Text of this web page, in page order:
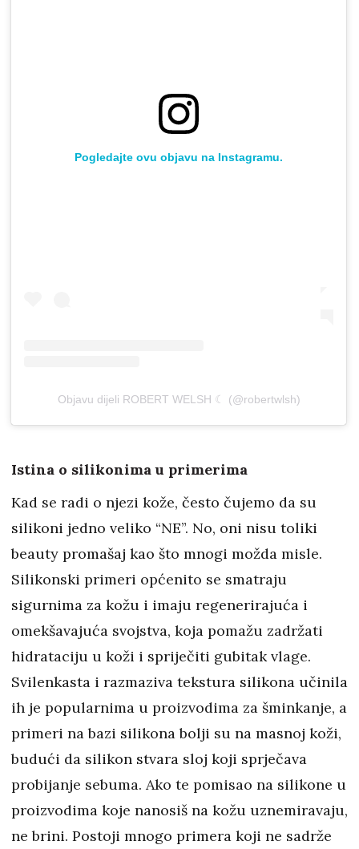
Pogledajte ovu objavu na Instagramu.
Objavu dijeli ROBERT WELSH ☾ (@robertwlsh)
Istina o silikonima u primerima
Kad se radi o njezi kože, često čujemo da su
silikoni jedno veliko “NE”. No, oni nisu toliki
beauty promašaj kao što mnogi možda misle.
Silikonski primeri općenito se smatraju
sigurnima za kožu i imaju regenerirajuća i
omekšavajuća svojstva, koja pomažu zadržati
hidrataciju u koži i spriječiti gubitak vlage.
Svilenkasta i razmaziva tekstura silikona učinila
ih je popularnima u proizvodima za šminkanje, a
primeri na bazi silikona bolji su na masnoj koži,
budući da silikon stvara sloj koji sprječava
probijanje sebuma. Ako te pomisao na silikone u
proizvodima koje nanosiš na kožu uznemiravaju,
ne brini. Postoji mnogo primera koji ne sadrže